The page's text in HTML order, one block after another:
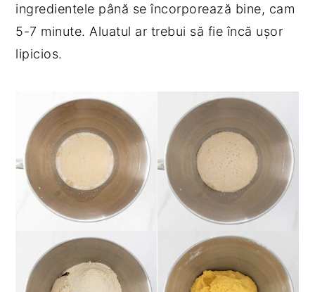
ingredientele până se încorporează bine, cam
5-7 minute. Aluatul ar trebui să fie încă ușor
lipicios.